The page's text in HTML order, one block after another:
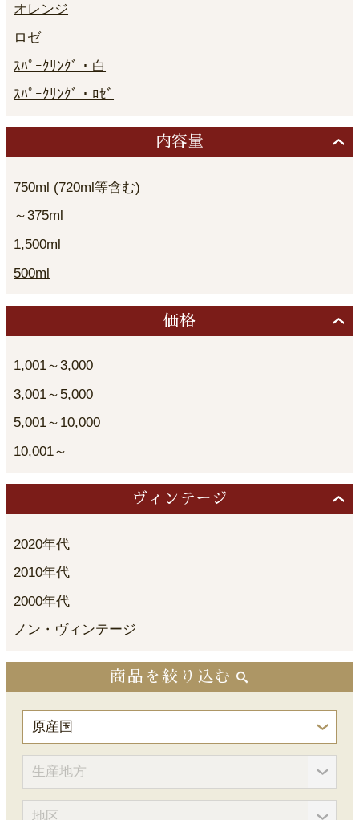
オレンジ
ロゼ
ｽﾊﾟｰｸﾘﾝｸﾞ・白
ｽﾊﾟｰｸﾘﾝｸﾞ・ﾛｾﾞ
内容量
750ml (720ml等含む)
～375ml
1,500ml
500ml
価格
1,001～3,000
3,001～5,000
5,001～10,000
10,001～
ヴィンテージ
2020年代
2010年代
2000年代
ノン・ヴィンテージ
商品を絞り込む